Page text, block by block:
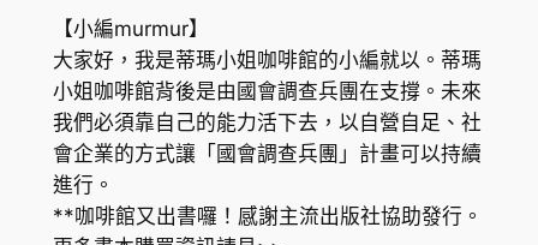
【小編murmur】
大家好，我是蒂瑪小姐咖啡館的小編就以。蒂瑪
小姐咖啡館背後是由國會調查兵團在支撐。未來
我們必須靠自己的能力活下去，以自營自足、社
會企業的方式讓「國會調查兵團」計畫可以持續
進行。
**咖啡館又出書囉！感謝主流出版社協助發行。